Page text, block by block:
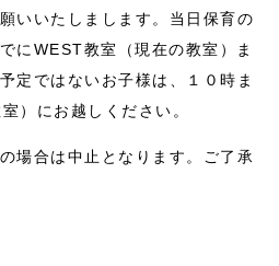
いいたしまします。当日保育の
にWEST教室（現在の教室）ま
定ではないお子様は、１０時ま
）にお越しください。
場合は中止となります。ご了承